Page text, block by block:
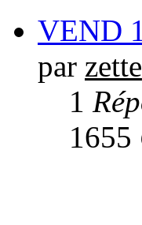
VEND
par zette
1
1655